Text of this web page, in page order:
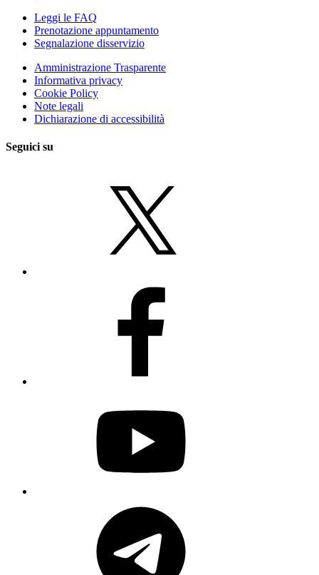
Leggi le FAQ
Prenotazione appuntamento
Segnalazione disservizio
Amministrazione Trasparente
Informativa privacy
Cookie Policy
Note legali
Dichiarazione di accessibilità
Seguici su